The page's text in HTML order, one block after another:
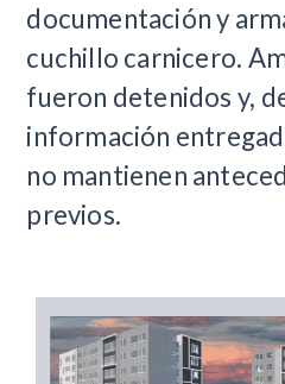
documentación y
cuchillo carnicero.
fueron detenidos y,
información
no mantienen
previos.